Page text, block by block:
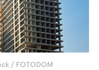
/ FOTODOM